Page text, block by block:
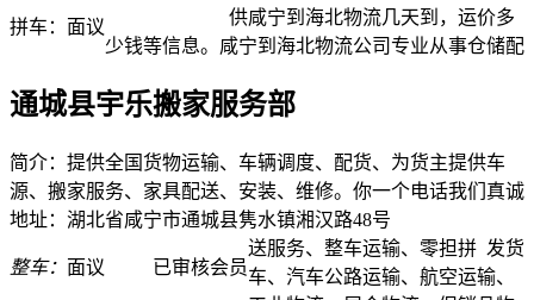
拼车： 面议
通城县宇乐搬家服务部
简介：提供全国货物运输、车辆调度、配货、为货主提供车
源、搬家服务、家具配送、安装、维修。你一个电话我们真诚
地址：湖北省咸宁市通城县隽水镇湘汉路48号
整车： 面议 已审核会员
发货
供咸宁到海北物流几天到，运价多
少钱等信息。咸宁到海北物流公司专业从事仓储配
送服务、整车运输、零担拼
车、汽车公路运输、航空运输、